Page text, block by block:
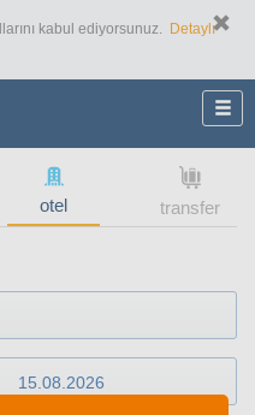
kabul ediyorsunuz.
Detaylı
otel transfer